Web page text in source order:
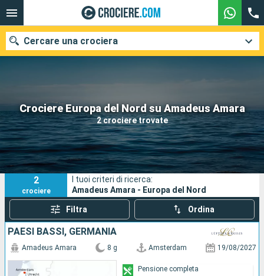
Crociere Europa del Nord su Amadeus Amara
2 crociere trovate
Cercare una crociera
Le nostre destinazioni
Mesi di partenza
Porti Compagnie
Ricerca
2
crociere
I tuoi criteri di ricerca:
Amadeus Amara - Europa del Nord
Filtra Ordina
PAESI BASSI, GERMANIA
Amadeus Amara 8 g Amsterdam 19/08/2027
Pensione completa